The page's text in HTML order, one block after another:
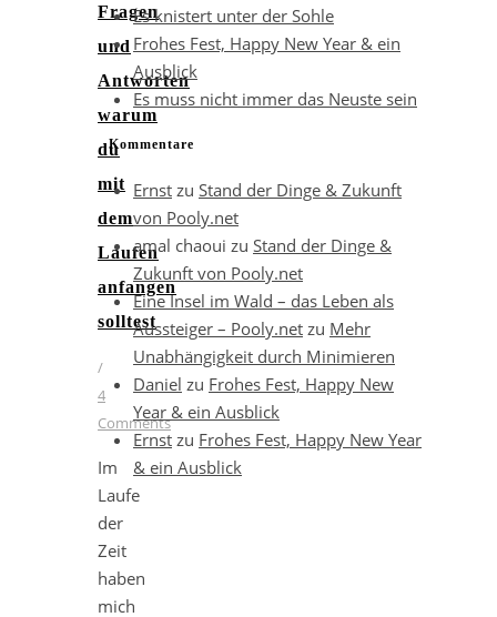
Fragen
und
Antworten
warum
du
mit
dem
Laufen
anfangen
solltest
/
4
Comments
Im
Laufe
der
Zeit
haben
mich
Es knistert unter der Sohle
Frohes Fest, Happy New Year & ein
Ausblick
Es muss nicht immer das Neuste sein
Kommentare
Ernst zu Stand der Dinge & Zukunft
von Pooly.net
amal chaoui zu Stand der Dinge &
Zukunft von Pooly.net
Eine Insel im Wald – das Leben als
Aussteiger – Pooly.net zu Mehr
Unabhängigkeit durch Minimieren
Daniel zu Frohes Fest, Happy New
Year & ein Ausblick
Ernst zu Frohes Fest, Happy New Year
& ein Ausblick